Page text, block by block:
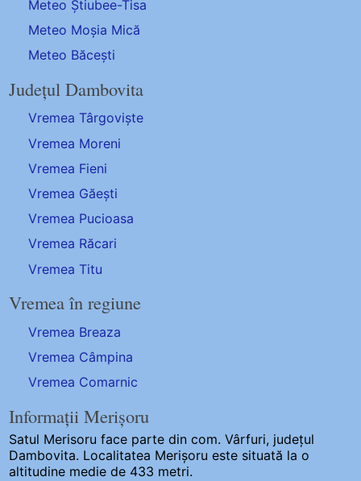
Meteo Știubee-Tisa
Meteo Moșia Mică
Meteo Băcești
Județul Dambovita
Vremea Târgoviște
Vremea Moreni
Vremea Fieni
Vremea Găești
Vremea Pucioasa
Vremea Răcari
Vremea Titu
Vremea în regiune
Vremea Breaza
Vremea Câmpina
Vremea Comarnic
Informații Merișoru
Satul Merisoru face parte din com. Vârfuri, județul
Dambovita. Localitatea Merișoru este situată la o
altitudine medie de 433 metri.